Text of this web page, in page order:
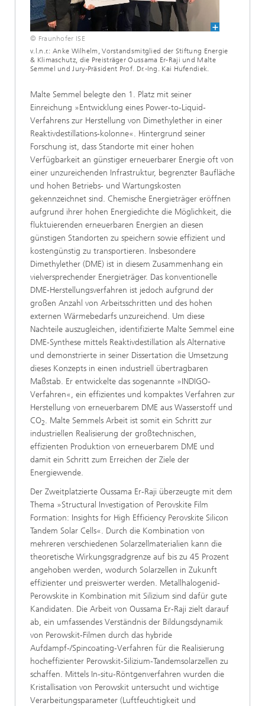
© Fraunhofer ISE
v.l.n.r.: Anke Wilhelm, Vorstandsmitglied der Stiftung Energie
& Klimaschutz, die Preisträger Oussama Er-Raji und Malte
Semmel und Jury-Präsident Prof. Dr.-Ing. Kai Hufendiek.
Malte Semmel belegte den 1. Platz mit seiner
Einreichung »Entwicklung eines Power-to-Liquid-
Verfahrens zur Herstellung von Dimethylether in einer
Reaktivdestillations-kolonne«. Hintergrund seiner
Forschung ist, dass Standorte mit einer hohen
Verfügbarkeit an günstiger erneuerbarer Energie oft von
einer unzureichenden Infrastruktur, begrenzter Baufläche
und hohen Betriebs- und Wartungskosten
gekennzeichnet sind. Chemische Energieträger eröffnen
aufgrund ihrer hohen Energiedichte die Möglichkeit, die
fluktuierenden erneuerbaren Energien an diesen
günstigen Standorten zu speichern sowie effizient und
kostengünstig zu transportieren. Insbesondere
Dimethylether (DME) ist in diesem Zusammenhang ein
vielversprechender Energieträger. Das konventionelle
DME-Herstellungsverfahren ist jedoch aufgrund der
großen Anzahl von Arbeitsschritten und des hohen
externen Wärmebedarfs unzureichend. Um diese
Nachteile auszugleichen, identifizierte Malte Semmel eine
DME-Synthese mittels Reaktivdestillation als Alternative
und demonstrierte in seiner Dissertation die Umsetzung
dieses Konzepts in einen industriell übertragbaren
Maßstab. Er entwickelte das sogenannte »INDIGO-
Verfahren«, ein effizientes und kompaktes Verfahren zur
Herstellung von erneuerbarem DME aus Wasserstoff und
CO2. Malte Semmels Arbeit ist somit ein Schritt zur
industriellen Realisierung der großtechnischen,
effizienten Produktion von erneuerbarem DME und
damit ein Schritt zum Erreichen der Ziele der
Energiewende.
Der Zweitplatzierte Oussama Er-Raji überzeugte mit dem
Thema »Structural Investigation of Perovskite Film
Formation: Insights for High Efficiency Perovskite Silicon
Tandem Solar Cells«. Durch die Kombination von
mehreren verschiedenen Solarzellmaterialien kann die
theoretische Wirkungsgradgrenze auf bis zu 45 Prozent
angehoben werden, wodurch Solarzellen in Zukunft
effizienter und preiswerter werden. Metallhalogenid-
Perowskite in Kombination mit Silizium sind dafür gute
Kandidaten. Die Arbeit von Oussama Er-Raji zielt darauf
ab, ein umfassendes Verständnis der Bildungsdynamik
von Perowskit-Filmen durch das hybride
Aufdampf-/Spincoating-Verfahren für die Realisierung
hocheffizienter Perowskit-Silizium-Tandemsolarzellen zu
schaffen. Mittels In-situ-Röntgenverfahren wurden die
Kristallisation von Perowskit untersucht und wichtige
Verarbeitungsparameter (Luftfeuchtigkeit und